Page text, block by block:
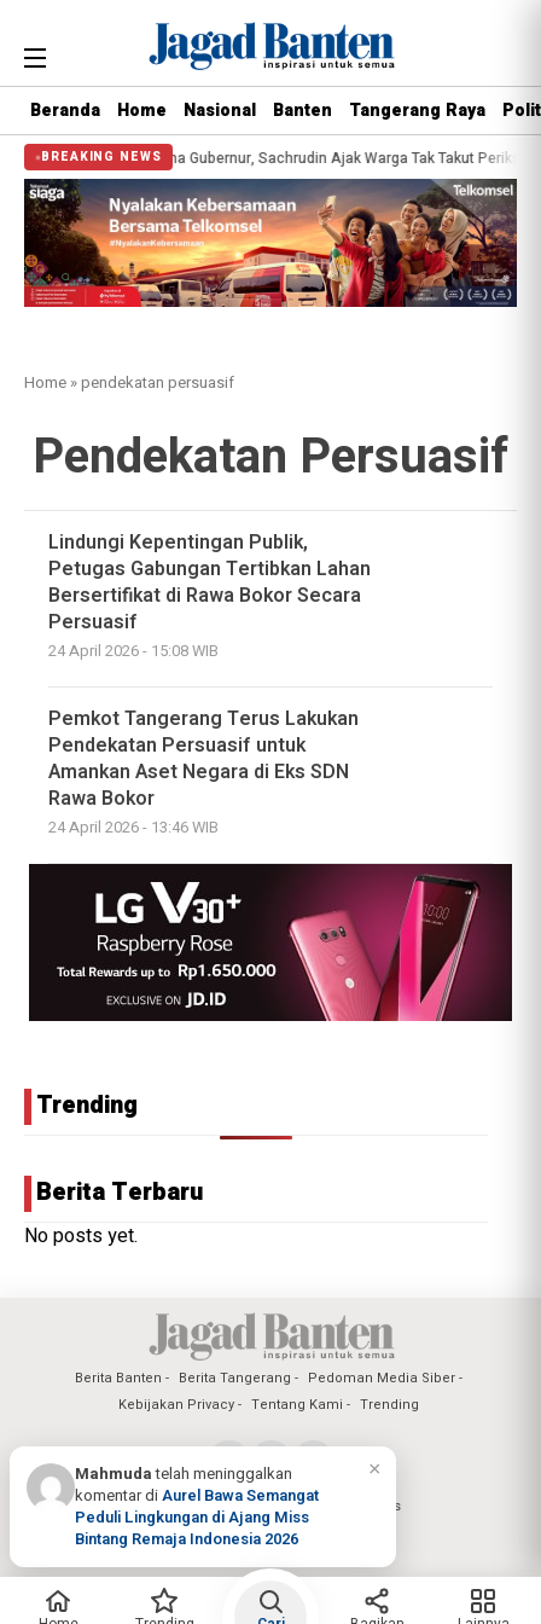
Beranda Home Nasional Banten Tangerang Raya
BREAKING NEWS
Gratis Bersama Gubernur, Sachrudin Ajak Warga Tak Takut Periksa
Home »pendekatan persuasif
Pendekatan Persuasif
Lindungi Kepentingan Publik,
Petugas Gabungan Tertibkan Lahan
Bersertifikat di Rawa Bokor Secara
Persuasif
24 April 2026 - 15:08 WIB
Pemkot Tangerang Terus Lakukan
Pendekatan Persuasif untuk
Amankan Aset Negara di Eks SDN
Rawa Bokor
24 April 2026 - 13:46 WIB
Trending
Berita Terbaru
No posts yet.
Berita Banten Berita Tangerang
Pedoman Media Siber
Kebijakan Privacy
Tentang Kami Trending
Copyright @2026 Jagad Banten All Rights
Reserved
×
Mahmudatelah meninggalkan
komentar diAurel Bawa Semangat
Peduli Lingkungan di Ajang Miss
Bintang Remaja Indonesia 2026